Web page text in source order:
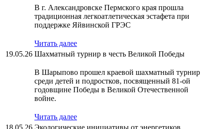
В г. Александровске Пермского края прошла
традиционная легкоатлетическая эстафета при
поддержке Яйвинской ГРЭС
Читать далее
19.05.26 Шахматный турнир в честь Великой Победы
В Шарыпово прошел краевой шахматный турнир
среди детей и подростков, посвященный 81-ой
годовщине Победы в Великой Отечественной
войне.
Читать далее
18.05.26 Экологические инициативы от энергетиков